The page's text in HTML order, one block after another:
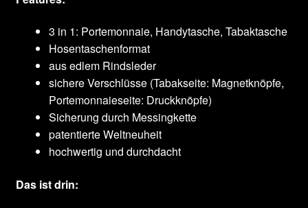
3 in 1: Portemonnaie, Handytasche, Tabaktasche
Hosentaschenformat
aus edlem Rindsleder
sichere Verschlüsse (Tabakseite: Magnetknöpfe,
Portemonnaieseite: Druckknöpfe)
Sicherung durch Messingkette
patentierte Weltneuheit
hochwertig und durchdacht
Das ist drin: